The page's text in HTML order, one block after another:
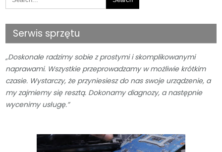
Serwis sprzętu
„Doskonale radzimy sobie z prostymi i skomplikowanymi
naprawami. Wszystkie przeprowadzamy w możliwie krótkim
czasie. Wystarczy, że przyniesiesz do nas swoje urządzenie, a
my zajmiemy się resztą. Dokonamy diagnozy, a następnie
wycenimy usługę.”